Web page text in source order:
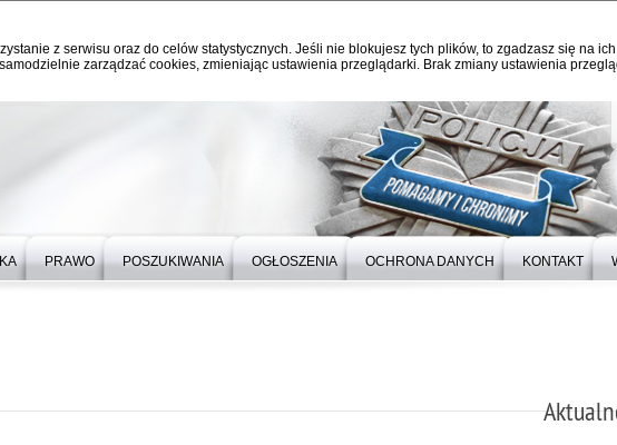
z serwisu oraz do celów statystycznych. Jeśli nie blokujesz tych plików, to zgadzasz się na
zarządzać cookies, zmieniając ustawienia przeglądarki. Brak zmiany ustawienia
PRAWO POSZUKIWANIA OGŁOSZENIA OCHRONA DANYCH KONTAKT